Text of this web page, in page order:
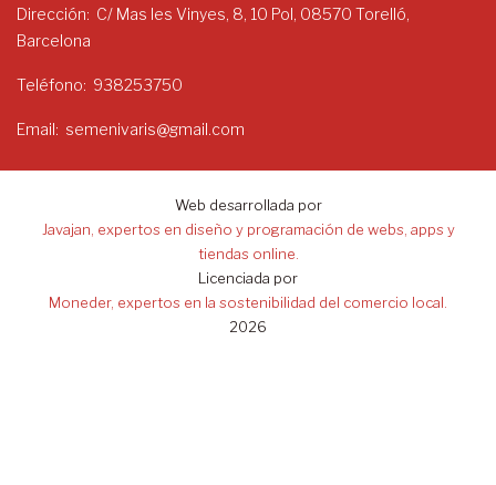
Dirección
C/ Mas les Vinyes, 8, 10 Pol, 08570 Torelló,
Barcelona
Teléfono 938253750
Email semenivaris@gmail.com
Web desarrollada por
Javajan, expertos en diseño y programación de webs, apps y
tiendas online.
Licenciada por
Moneder, expertos en la sostenibilidad del comercio local.
2026